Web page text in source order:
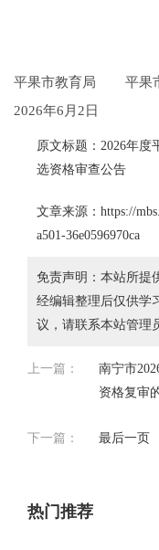
平果市教育局 平果市
2026年6月2日
原文标题：2026年度
选资格审查公告
文章来源：https://
a501-36e0596970ca
免责声明：本站所提
经编辑整理后仅供学
议，请联系本站管理
上一篇：
南宁市
资格复审
下一篇： 最后一页
热门推荐